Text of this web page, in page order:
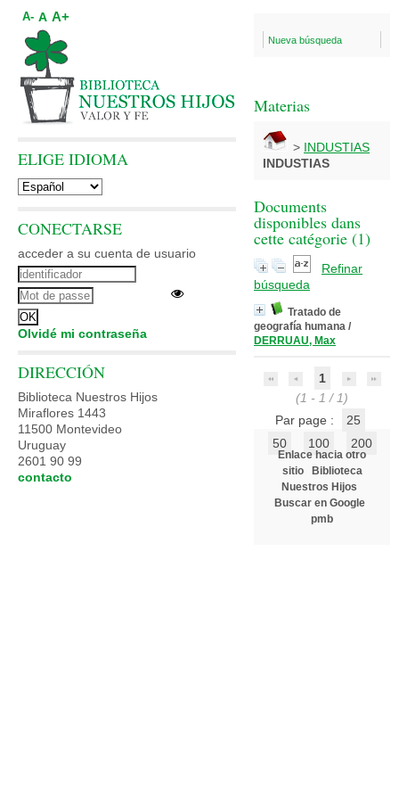
Nueva búsqueda
Materias
> INDUSTIAS
INDUSTIAS
Documents
disponibles dans
cette catégorie (1)
Refinar
búsqueda
Tratado de
geografía humana /
DERRUAU, Max
1
(1 - 1 / 1)
Par page :
25
50
100 200
Enlace hacia otro
sitio
Biblioteca
Nuestros Hijos
Buscar en Google
pmb
A- A A+
ELIGE IDIOMA
CONECTARSE
acceder a su cuenta de usuario
Olvidé mi contraseña
DIRECCIÓN
Biblioteca Nuestros Hijos
Miraflores 1443
11500 Montevideo
Uruguay
2601 90 99
contacto